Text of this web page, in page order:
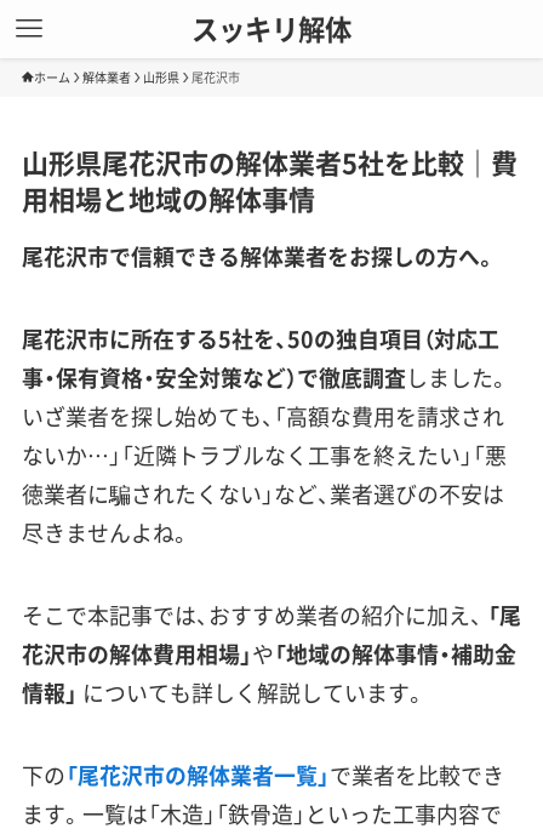
スッキリ解体
ホーム 解体業者 山形県 尾花沢市
山形県尾花沢市の解体業者5社を比較｜費
用相場と地域の解体事情
尾花沢市で信頼できる解体業者をお探しの方へ。
尾花沢市に所在する5社を、50の独自項目（対応工
事・保有資格・安全対策など）で徹底調査しました。
いざ業者を探し始めても、「高額な費用を請求され
ないか…」「近隣トラブルなく工事を終えたい」「悪
徳業者に騙されたくない」など、業者選びの不安は
尽きませんよね。
そこで本記事では、おすすめ業者の紹介に加え、 「尾
花沢市の解体費用相場」や「地域の解体事情・補助金
情報」 についても詳しく解説しています。
下の「尾花沢市の解体業者一覧」で業者を比較でき
ます。一覧は「木造」「鉄骨造」といった工事内容で